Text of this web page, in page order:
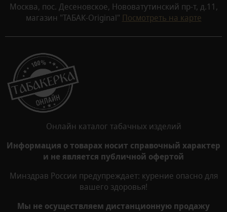
Москва, пос. Десеновское, Нововатутинский пр-т, д.11,
магазин "ТАБАК-Original" Посмотреть на карте
Онлайн каталог табачных изделий
Информация о товарах носит справочный характер
и не является публичной офертой
Минздрав России предупреждает: курение опасно для
вашего здоровья!
Мы не осуществляем дистанционную продажу